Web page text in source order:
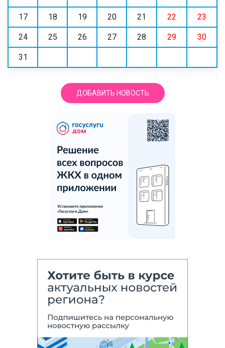
17 18 19 20 21 22 23
24 25 26 27 28 29 30
31
ДОБАВИТЬ НОВОСТЬ